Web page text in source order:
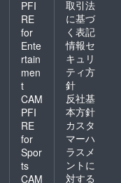
PFI
RE
for
Ente
rtain
men
t
CAM
PFI
RE
for
Spor
ts
CAM
取引法
に基づ
く表記
情報セ
キュリ
ティ方
針
反社基
本方針
カスタ
マーハ
ラスメ
ントに
対する